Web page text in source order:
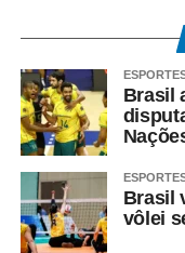
de Informática
A prova valerá 70
candidato precisará
equivalentes a 50%
O gabarito e os
divulgados em 28 de
em 19 de outubro.
Brasil
Brasil
vôlei